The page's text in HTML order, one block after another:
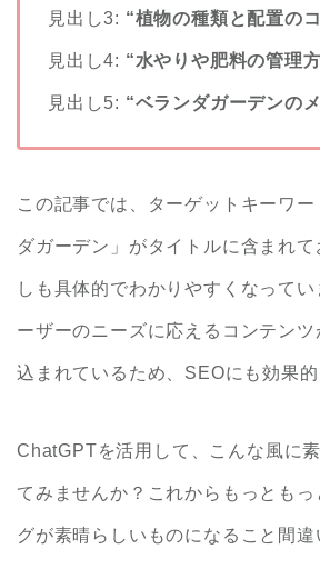
見出し3: “植物の種類と配置の
見出し4: “水やりや肥料の管理
見出し5: “ベランダガーデンの
この記事では、ターゲットキーワ
ダガーデン」がタイトルに含まれ
しも具体的でわかりやすくなって
ーザーのニーズに応えるコンテンツ
込まれているため、SEOにも効果的
ChatGPTを活用して、こんな風に
てみませんか？これからもっともっ
グが素晴らしいものになること間